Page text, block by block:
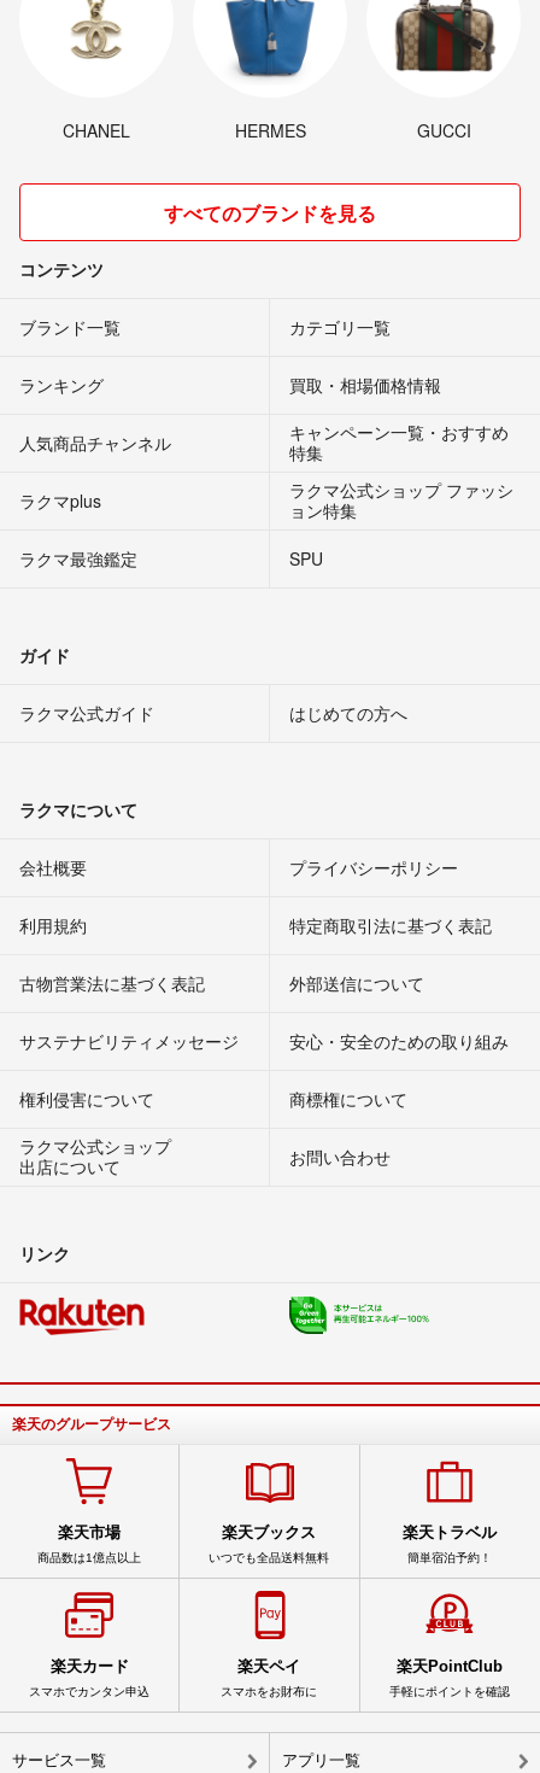
CHANEL HERMES GUCCI
すべてのブランドを見る
コンテンツ
ブランド一覧 カテゴリ一覧
ランキング 買取・相場価格情報
人気商品チャンネル
キャンペーン一覧・おすすめ
特集
ラクマplus
ラクマ公式ショップ ファッシ
ョン特集
ラクマ最強鑑定
SPU
ガイド
ラクマ公式ガイド はじめての方へ
ラクマについて
会社概要 プライバシーポリシー
利用規約 特定商取引法に基づく表記
古物営業法に基づく表記 外部送信について
サステナビリティメッセージ 安心・安全のための取り組み
権利侵害について
商標権について
ラクマ公式ショップ
出店について
お問い合わせ
リンク
楽天のグループサービス
楽天市場
商品数は1億点以上
楽天ブックス
いつでも全品送料無料
楽天トラベル
簡単宿泊予約！
楽天カード
スマホでカンタン申込
楽天ペイ
スマホをお財布に
楽天PointClub
手軽にポイントを確認
サービス一覧 アプリ一覧